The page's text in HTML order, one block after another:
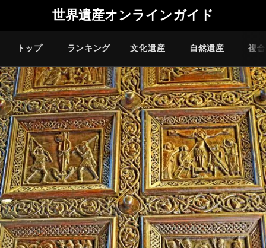
世界遺産オンラインガイド
トップ ランキング 文化遺産 自然遺産 複